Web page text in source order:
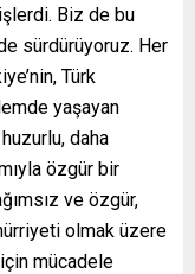
Biz de bu
sürdürüyoruz. Her
Türk
yaşayan
daha
özgür bir
ve özgür,
olmak üzere
mücadele